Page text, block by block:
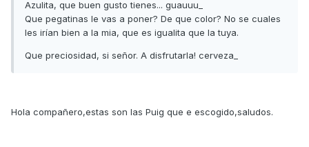
Azulita, que buen gusto tienes... guauuu_
Que pegatinas le vas a poner? De que color? No se cuales
les irían bien a la mia, que es igualita que la tuya.
Que preciosidad, si señor. A disfrutarla! cerveza_
Hola compañero,estas son las Puig que e escogido,saludos.